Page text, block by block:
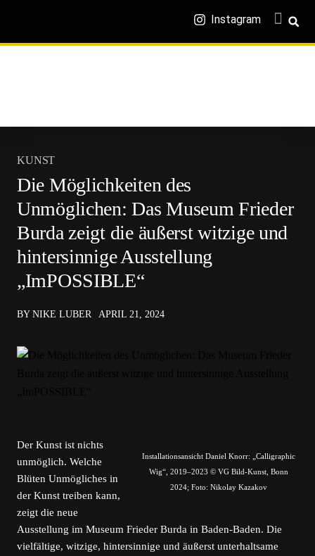
Instagram
KUNST
Die Möglichkeiten des
Unmöglichen: Das Museum Frieder
Burda zeigt die äußerst witzige und
hintersinnige Ausstellung
„ImPOSSIBLE“
BY NIKE LUBER APRIL 21, 2024
Installationsansicht Daniel Knorr: „Calligraphic
Wig“, 2019–2023 © VG Bild-Kunst, Bonn
2024; Foto: Nikolay Kazakov
Der Kunst ist nichts
unmöglich. Welche
Blüten Unmögliches in
der Kunst treiben kann,
zeigt die neue
Ausstellung im Museum Frieder Burda in Baden-Baden. Die
vielfältige, witzige, hintersinnige und äußerst unterhaltsame